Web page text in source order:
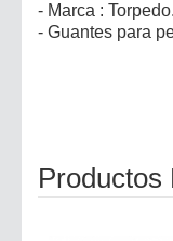
- Marca : Torpedo.
- Guantes para
Productos